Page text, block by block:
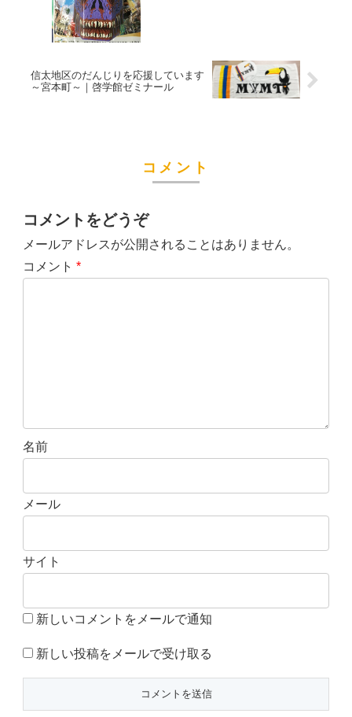
信太地区のだんじりを応援しています
～宮本町～｜啓学館ゼミナール
コメント
コメントをどうぞ
メールアドレスが公開されることはありません。
コメント *
名前
メール
サイト
新しいコメントをメールで通知
新しい投稿をメールで受け取る